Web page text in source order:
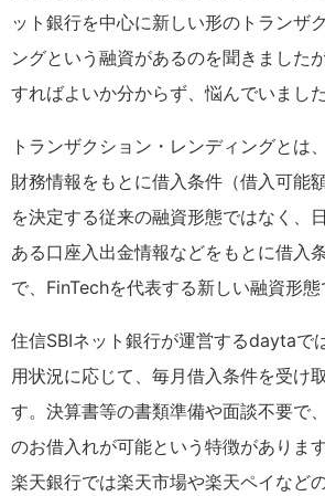
ット銀行を中心に新しい形のトランザ
ングという融資があるのを聞きました
すればよいか分からず、悩んでいました
トランザクション・レンディングとは
財務情報をもとに借入条件（借入可能
を決定する従来の融資形態ではなく、
ある口座入出金情報などをもとに借入
で、FinTechを代表する新しい融資形態
住信SBIネット銀行が運営するdaytaで
用状況に応じて、毎月借入条件を受け
す。決算書等の書類準備や面談不要で
のお借入れが可能という特徴がありま
楽天銀行では楽天市場や楽天ペイなど